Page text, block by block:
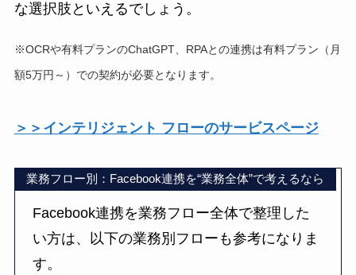
な選択肢といえるでしょう。
※OCRや有料プランのChatGPT、RPAとの連携は有料プラン（月
額5万円～）での契約が必要となります。
＞＞インテリジェント フローのサービスページ
業務フロー別：Facebook連携を“業務全体”で考えるなら
Facebook連携を業務フロー全体で整理した
い方は、以下の業務別フローも参考になりま
す。